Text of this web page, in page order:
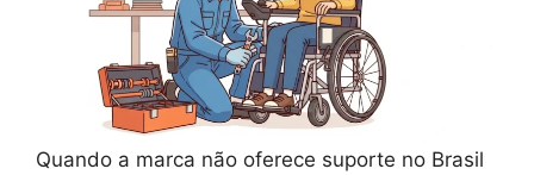
Quando a marca não oferece suporte no Brasil